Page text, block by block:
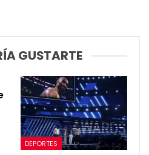
GUSTARTE
DEPORTES